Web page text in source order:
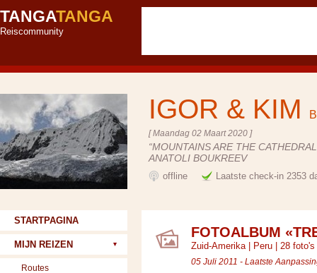
TANGATANGA
Reiscommunity
IGOR & KIM
[ Maandag 02 Maart 2020 ]
“MOUNTAINS ARE THE
ANATOLI BOUKREEV
offline Laatste check-in 2353
FOTOALBUM
Zuid-Amerika| Peru | 28
05 Juli 2011 - Laatste
STARTPAGINA
MIJN REIZEN
Routes